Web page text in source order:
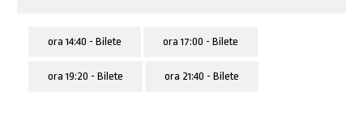
ora 14:40 - Bilete ora 17:00 - Bilete
ora 19:20 - Bilete ora 21:40 - Bilete